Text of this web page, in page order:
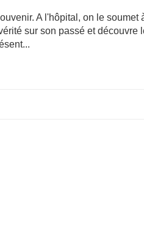
A l'hôpital, on le soumet
sur son passé et découvre